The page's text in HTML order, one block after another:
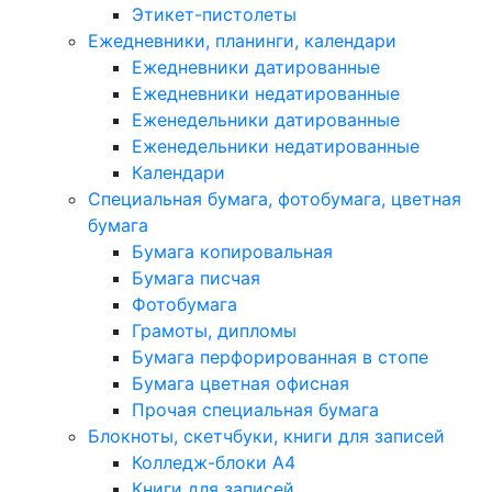
Этикет-пистолеты
Ежедневники, планинги, календари
Ежедневники датированные
Ежедневники недатированные
Еженедельники датированные
Еженедельники недатированные
Календари
Специальная бумага, фотобумага, цветная
бумага
Бумага копировальная
Бумага писчая
Фотобумага
Грамоты, дипломы
Бумага перфорированная в стопе
Бумага цветная офисная
Прочая специальная бумага
Блокноты, скетчбуки, книги для записей
Колледж-блоки А4